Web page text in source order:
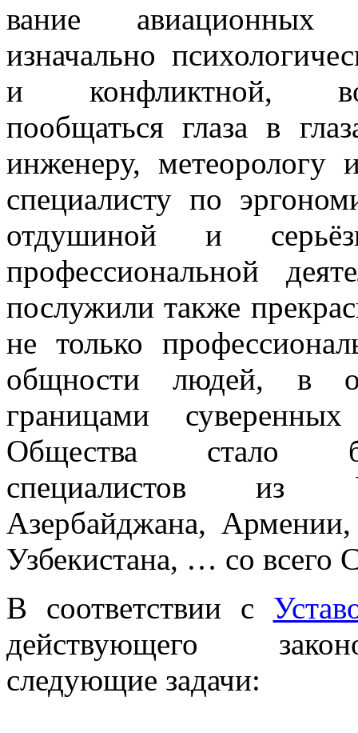
вание авиационных
изначально
и конфликтной,
пообщаться глаза в
инженеру, метеорологу
специалисту по
отдушиной и
профессиональной
послужили также
не только
общности людей, в
границами
Общества стало
специалистов из
Азербайджана,
Узбекистана, … со всего
В соответствии с
действующего
следующие задачи: